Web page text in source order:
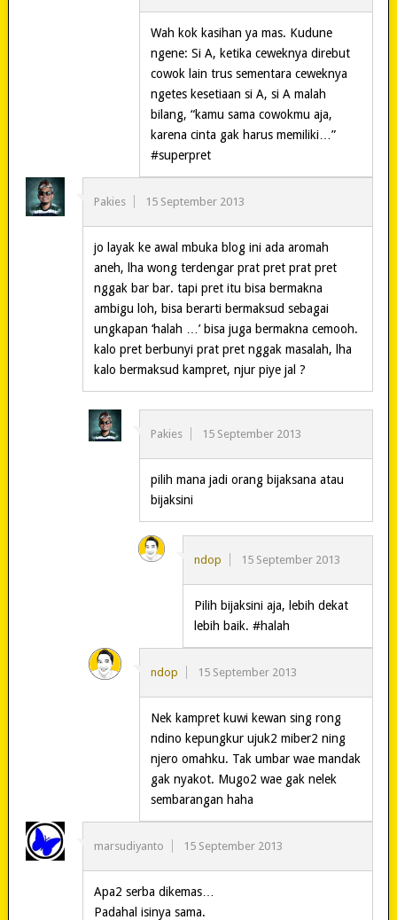
Wah kok kasihan ya mas. Kudune
ngene: Si A, ketika ceweknya direbut
cowok lain trus sementara ceweknya
ngetes kesetiaan si A, si A malah
bilang, “kamu sama cowokmu aja,
karena cinta gak harus memiliki…”
#superpret
Pakies 15 September 2013
jo layak ke awal mbuka blog ini ada aromah
aneh, lha wong terdengar prat pret prat pret
nggak bar bar. tapi pret itu bisa bermakna
ambigu loh, bisa berarti bermaksud sebagai
ungkapan ‘halah …’ bisa juga bermakna cemooh.
kalo pret berbunyi prat pret nggak masalah, lha
kalo bermaksud kampret, njur piye jal ?
Pakies 15 September 2013
pilih mana jadi orang bijaksana atau
bijaksini
ndop 15 September 2013
Pilih bijaksini aja, lebih dekat
lebih baik. #halah
ndop 15 September 2013
Nek kampret kuwi kewan sing rong
ndino kepungkur ujuk2 miber2 ning
njero omahku. Tak umbar wae mandak
gak nyakot. Mugo2 wae gak nelek
sembarangan haha
marsudiyanto 15 September 2013
Apa2 serba dikemas…
Padahal isinya sama.